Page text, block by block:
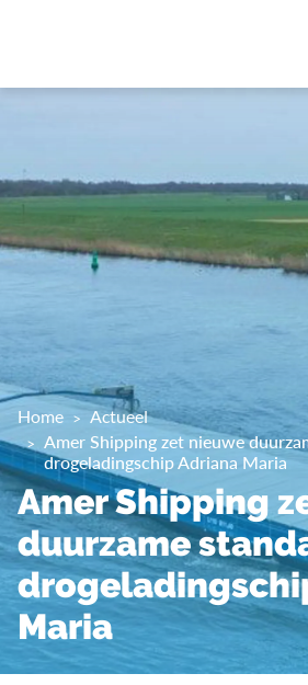
Home
Actueel
Amer Shipping zet nieuwe
drogeladingschip Adriana Maria
Amer Shipping
duurzame
Maria